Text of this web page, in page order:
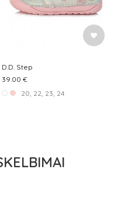
D.D. Step
39.00 €
20, 22, 23, 24